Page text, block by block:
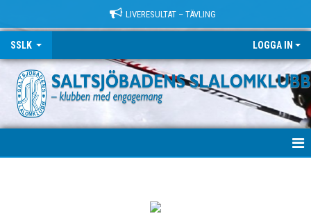
LIVERESULTAT – TÄVLING
SSLK LOGGA IN